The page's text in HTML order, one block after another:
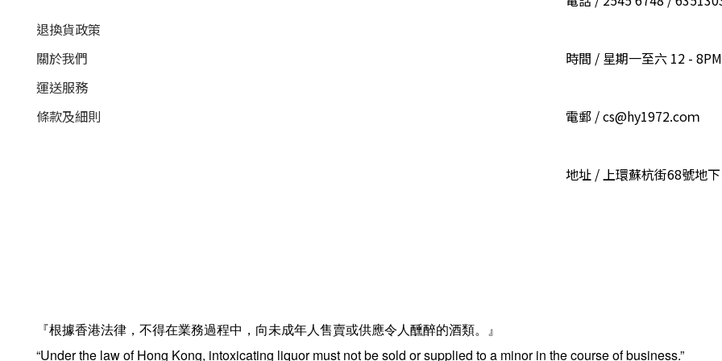
退換貨政策
關於我們
運送服務
條款及細則
時間 / 星期一至六 12 - 8PM
電郵 / cs@hy1972.coｍ
地址 / 上環蘇杭街68號地下
『根據香港法律，不得在業務過程中，向未成年人售賣或供應令人醺醉的酒類。』
“Under the law of Hong Kong, intoxicating liquor must not be sold or supplied to a minor in the course of business.”